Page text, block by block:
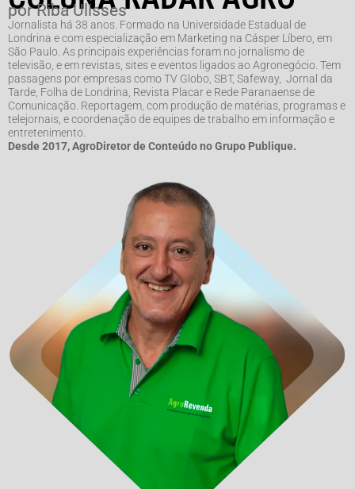
por Riba Ulisses
Jornalista há 38 anos. Formado na Universidade Estadual de
Londrina e com especialização em Marketing na Cásper Líbero, em
São Paulo. As principais experiências foram no jornalismo de
televisão, e em revistas, sites e eventos ligados ao Agronegócio. Tem
passagens por empresas como TV Globo, SBT, Safeway, Jornal da
Tarde, Folha de Londrina, Revista Placar e Rede Paranaense de
Comunicação. Reportagem, com produção de matérias, programas e
telejornais, e coordenação de equipes de trabalho em informação e
entretenimento.
Desde 2017, AgroDiretor de Conteúdo no Grupo Publique.